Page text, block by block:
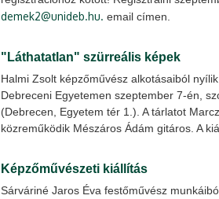
demek2@unideb.hu. email címen.
"Láthatatlan" szürreális képek
Halmi Zsolt képzőművész alkotásaiból
Debreceni Egyetemen szeptember 7-én,
(Debrecen, Egyetem tér 1.). A tárlatot
közreműködik Mészáros Ádám gitáros. A
Képzőművészeti kiállítás
Sárváriné Jaros Éva festőművész